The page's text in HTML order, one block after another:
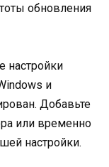
обновления
настройки
и
Добавьте
или временно
настройки.